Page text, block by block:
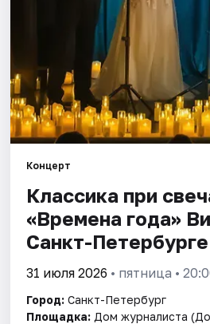
Концерт
Классика при
«Времена года»
Санкт-Петербурге
31 июля 2026 • пятница •
Город: Санкт-Петербург
Площадка: Дом журналиста